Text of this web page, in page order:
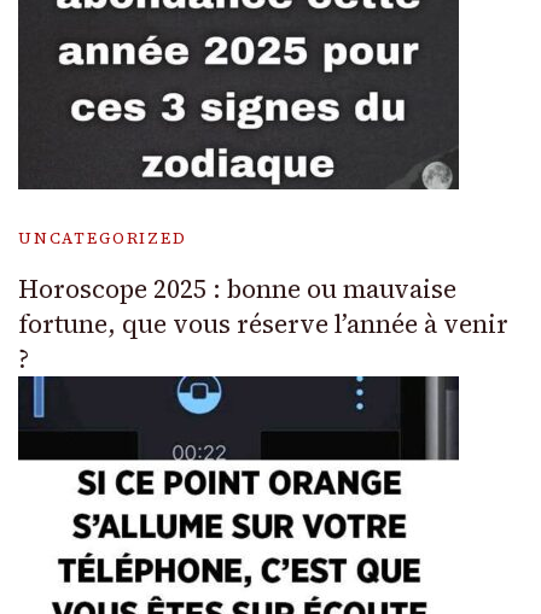
UNCATEGORIZED
Horoscope 2025 : bonne ou mauvaise
fortune, que vous réserve l’année à venir
?